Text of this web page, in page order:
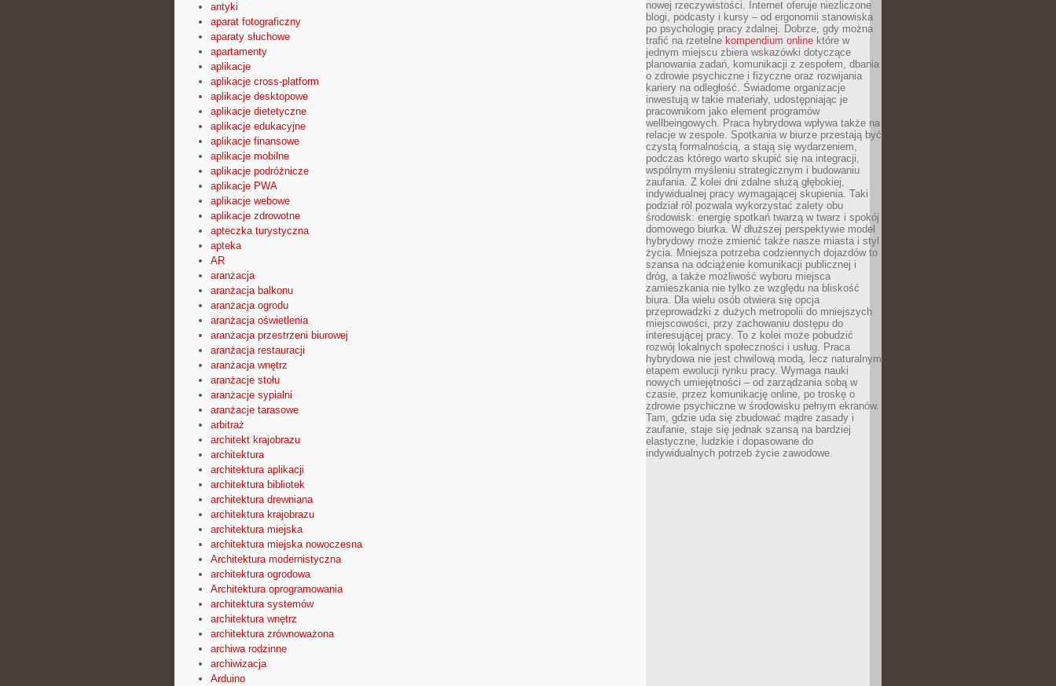
antyki
aparat fotograficzny
aparaty słuchowe
apartamenty
aplikacje
aplikacje cross-platform
aplikacje desktopowe
aplikacje dietetyczne
aplikacje edukacyjne
aplikacje finansowe
aplikacje mobilne
aplikacje podróżnicze
aplikacje PWA
aplikacje webowe
aplikacje zdrowotne
apteczka turystyczna
apteka
AR
aranżacja
aranżacja balkonu
aranżacja ogrodu
aranżacja oświetlenia
aranżacja przestrzeni biurowej
aranżacja restauracji
aranżacja wnętrz
aranżacje stołu
aranżacje sypialni
aranżacje tarasowe
arbitraż
architekt krajobrazu
architektura
architektura aplikacji
architektura bibliotek
architektura drewniana
architektura krajobrazu
architektura miejska
architektura miejska nowoczesna
Architektura modernistyczna
architektura ogrodowa
Architektura oprogramowania
architektura systemów
architektura wnętrz
architektura zrównoważona
archiwa rodzinne
archiwizacja
Arduino
nowej rzeczywistości. Internet oferuje niezliczone
blogi, podcasty i kursy – od ergonomii stanowiska
po psychologię pracy zdalnej. Dobrze, gdy można
trafić na rzetelne kompendium online które w
jednym miejscu zbiera wskazówki dotyczące
planowania zadań, komunikacji z zespołem, dbania
o zdrowie psychiczne i fizyczne oraz rozwijania
kariery na odległość. Świadome organizacje
inwestują w takie materiały, udostępniając je
pracownikom jako element programów
wellbeingowych. Praca hybrydowa wpływa także na
relacje w zespole. Spotkania w biurze przestają być
czystą formalnością, a stają się wydarzeniem,
podczas którego warto skupić się na integracji,
wspólnym myśleniu strategicznym i budowaniu
zaufania. Z kolei dni zdalne służą głębokiej,
indywidualnej pracy wymagającej skupienia. Taki
podział ról pozwala wykorzystać zalety obu
środowisk: energię spotkań twarzą w twarz i spokój
domowego biurka. W dłuższej perspektywie model
hybrydowy może zmienić także nasze miasta i styl
życia. Mniejsza potrzeba codziennych dojazdów to
szansa na odciążenie komunikacji publicznej i
dróg, a także możliwość wyboru miejsca
zamieszkania nie tylko ze względu na bliskość
biura. Dla wielu osób otwiera się opcja
przeprowadzki z dużych metropolii do mniejszych
miejscowości, przy zachowaniu dostępu do
interesującej pracy. To z kolei może pobudzić
rozwój lokalnych społeczności i usług. Praca
hybrydowa nie jest chwilową modą, lecz naturalnym
etapem ewolucji rynku pracy. Wymaga nauki
nowych umiejętności – od zarządzania sobą w
czasie, przez komunikację online, po troskę o
zdrowie psychiczne w środowisku pełnym ekranów.
Tam, gdzie uda się zbudować mądre zasady i
zaufanie, staje się jednak szansą na bardziej
elastyczne, ludzkie i dopasowane do
indywidualnych potrzeb życie zawodowe.